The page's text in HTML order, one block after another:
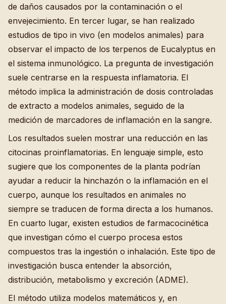
de daños causados por la contaminación o el
envejecimiento. En tercer lugar, se han realizado
estudios de tipo in vivo (en modelos animales) para
observar el impacto de los terpenos de Eucalyptus en
el sistema inmunológico. La pregunta de investigación
suele centrarse en la respuesta inflamatoria. El
método implica la administración de dosis controladas
de extracto a modelos animales, seguido de la
medición de marcadores de inflamación en la sangre.
Los resultados suelen mostrar una reducción en las
citocinas proinflamatorias. En lenguaje simple, esto
sugiere que los componentes de la planta podrían
ayudar a reducir la hinchazón o la inflamación en el
cuerpo, aunque los resultados en animales no
siempre se traducen de forma directa a los humanos.
En cuarto lugar, existen estudios de farmacocinética
que investigan cómo el cuerpo procesa estos
compuestos tras la ingestión o inhalación. Este tipo de
investigación busca entender la absorción,
distribución, metabolismo y excreción (ADME).
El método utiliza modelos matemáticos y, en